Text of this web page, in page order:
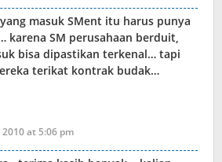
masuk SMent itu harus punya
karena SM perusahaan berduit,
bisa dipastikan terkenal… tapi
terikat kontrak budak…
at 5:06 pm